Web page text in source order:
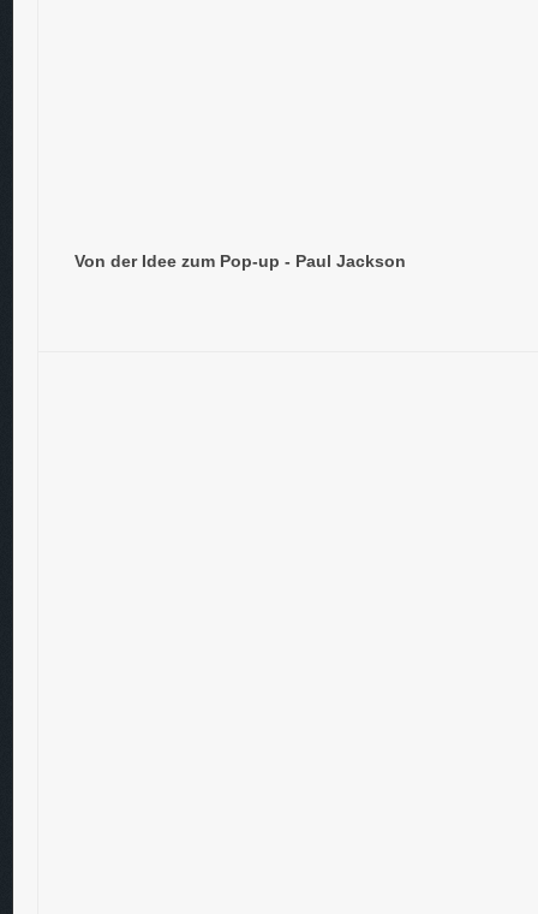
Von der Idee zum Pop-up - Paul Jackson